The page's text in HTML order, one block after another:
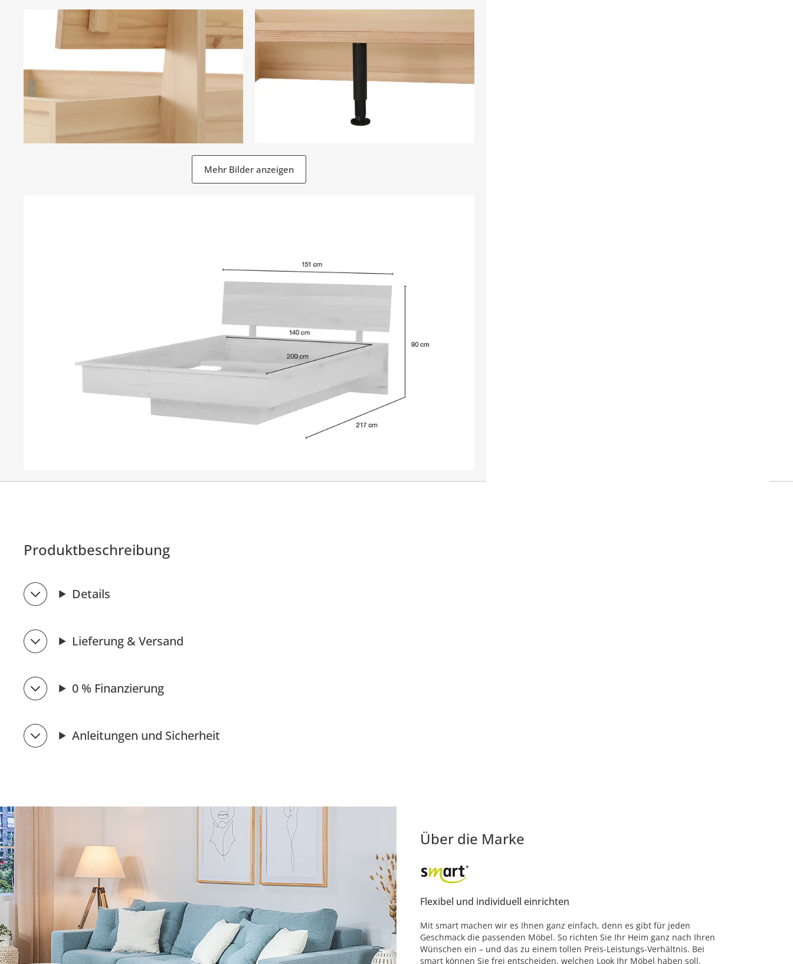
Mehr Bilder anzeigen
Produktbeschreibung
Details
Lieferung & Versand
0 % Finanzierung
Anleitungen und Sicherheit
Über die Marke
Flexibel und individuell einrichten
Mit smart machen wir es Ihnen ganz einfach, denn es gibt für jeden
Geschmack die passenden Möbel. So richten Sie Ihr Heim ganz nach Ihren
Wünschen ein – und das zu einem tollen Preis-Leistungs-Verhältnis. Bei
smart können Sie frei entscheiden, welchen Look Ihr Möbel haben soll.